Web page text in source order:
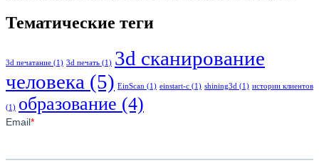
Тематические теги
3d печатание (1) 3d печать (1) 3d сканирование
человека (5) EinScan (1) einstart-c (1) shining3d (1) истории клиентов
(1) образование (4)